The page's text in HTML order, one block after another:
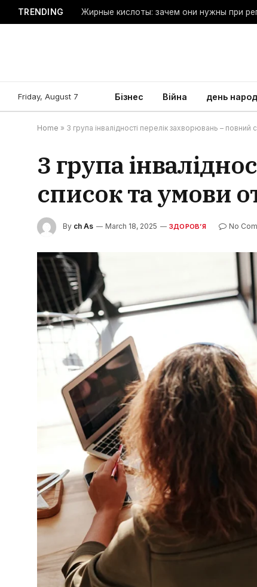
TRENDING Жирные кислоты: зачем они нужны при
Friday, August 7 Бізнес Війна день
Home » 3 група інвалідності перелік захворювань –
3 група
список та умови
By ch As March 18, 2025 ЗДОРОВ’Я No